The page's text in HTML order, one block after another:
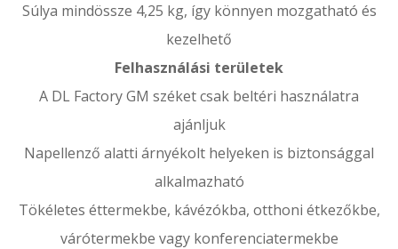
Súlya mindössze 4,25 kg, így könnyen mozgatható és
kezelhető
Felhasználási területek
A DL Factory GM széket csak beltéri használatra
ajánljuk
Napellenző alatti árnyékolt helyeken is biztonsággal
alkalmazható
Tökéletes éttermekbe, kávézókba, otthoni étkezőkbe,
várótermekbe vagy konferenciatermekbe